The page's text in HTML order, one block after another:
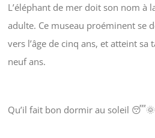
L’éléphant de mer doit son nom à
adulte. Ce museau proéminent se
vers l’âge de cinq ans, et atteint
neuf ans.
Qu’il fait bon dormir au soleil